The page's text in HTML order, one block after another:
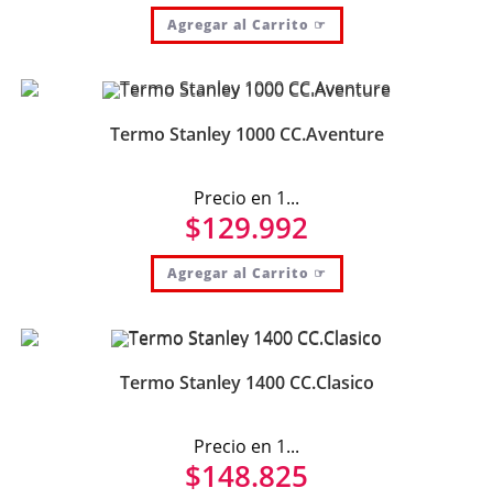
Agregar al Carrito ☞
Termo Stanley 1000 CC.Aventure
Precio en 1...
$129.992
Agregar al Carrito ☞
Termo Stanley 1400 CC.Clasico
Precio en 1...
$148.825